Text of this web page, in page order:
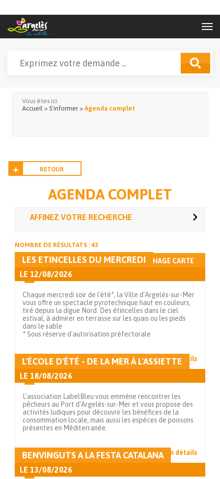
Formulaire de recherche
Vous êtes ici:
Accueil > S'informer > Agenda complet
RETOUR
AGENDA COMPLET
AFFINEZ VOTRE RECHERCHE
NOMBRE DE RÉSULTATS : 43
AFFICHAGE LISTE AFFICHAGE CARTE
LES ETINCELLES DU MERCREDI
LE 12/08/2026
Chaque mercredi soir de l'été*, la Ville d'Argelès-sur-Mer
vous offre un spectacle pyrotechnique haut en couleurs,
tiré depuis la digue Nord. Des étincelles dans le ciel
estival, à admirer en terrasse sur les quais ou les pieds
dans le sable
* Sous réserve d'autorisation préfectorale
Voir en détails
L'ÉCOLE D'ÉTÉ - DE LA MER À L'ASSIETTE
LE 18/08/2026
L'association LabelBleu vous emmène rencontrer les
pêcheurs au Port d'Argelès-sur-Mer et vous propose des
activités ludiques pour découvrir les bénéfices de la
consommation locale, mais aussi les espèces de poissons
présentes en Méditerranée.
Voir en détails
BENVINGUTS A LA FESTA CATALANA
LE 13/08/2026